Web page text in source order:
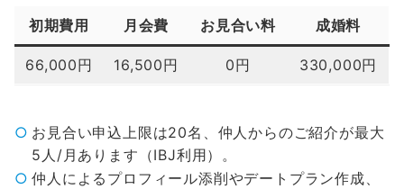
初期費用 月会費 お見合い料 成婚料
66,000円 16,500円 0円 330,000円
お見合い申込上限は20名、仲人からのご紹介が最大
5人/月あります（IBJ利用）。
仲人によるプロフィール添削やデートプラン作成、